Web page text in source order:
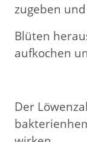
zugeben
Blüten
aufkochen
Der